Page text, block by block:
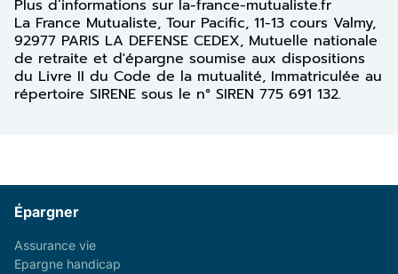
Plus d’informations sur la-france-mutualiste.fr
La France Mutualiste, Tour Pacific, 11-13 cours Valmy,
92977 PARIS LA DEFENSE CEDEX, Mutuelle nationale
de retraite et d'épargne soumise aux dispositions
du Livre II du Code de la mutualité, Immatriculée au
répertoire SIRENE sous le n° SIREN 775 691 132.
Épargner
Assurance vie
Epargne handicap